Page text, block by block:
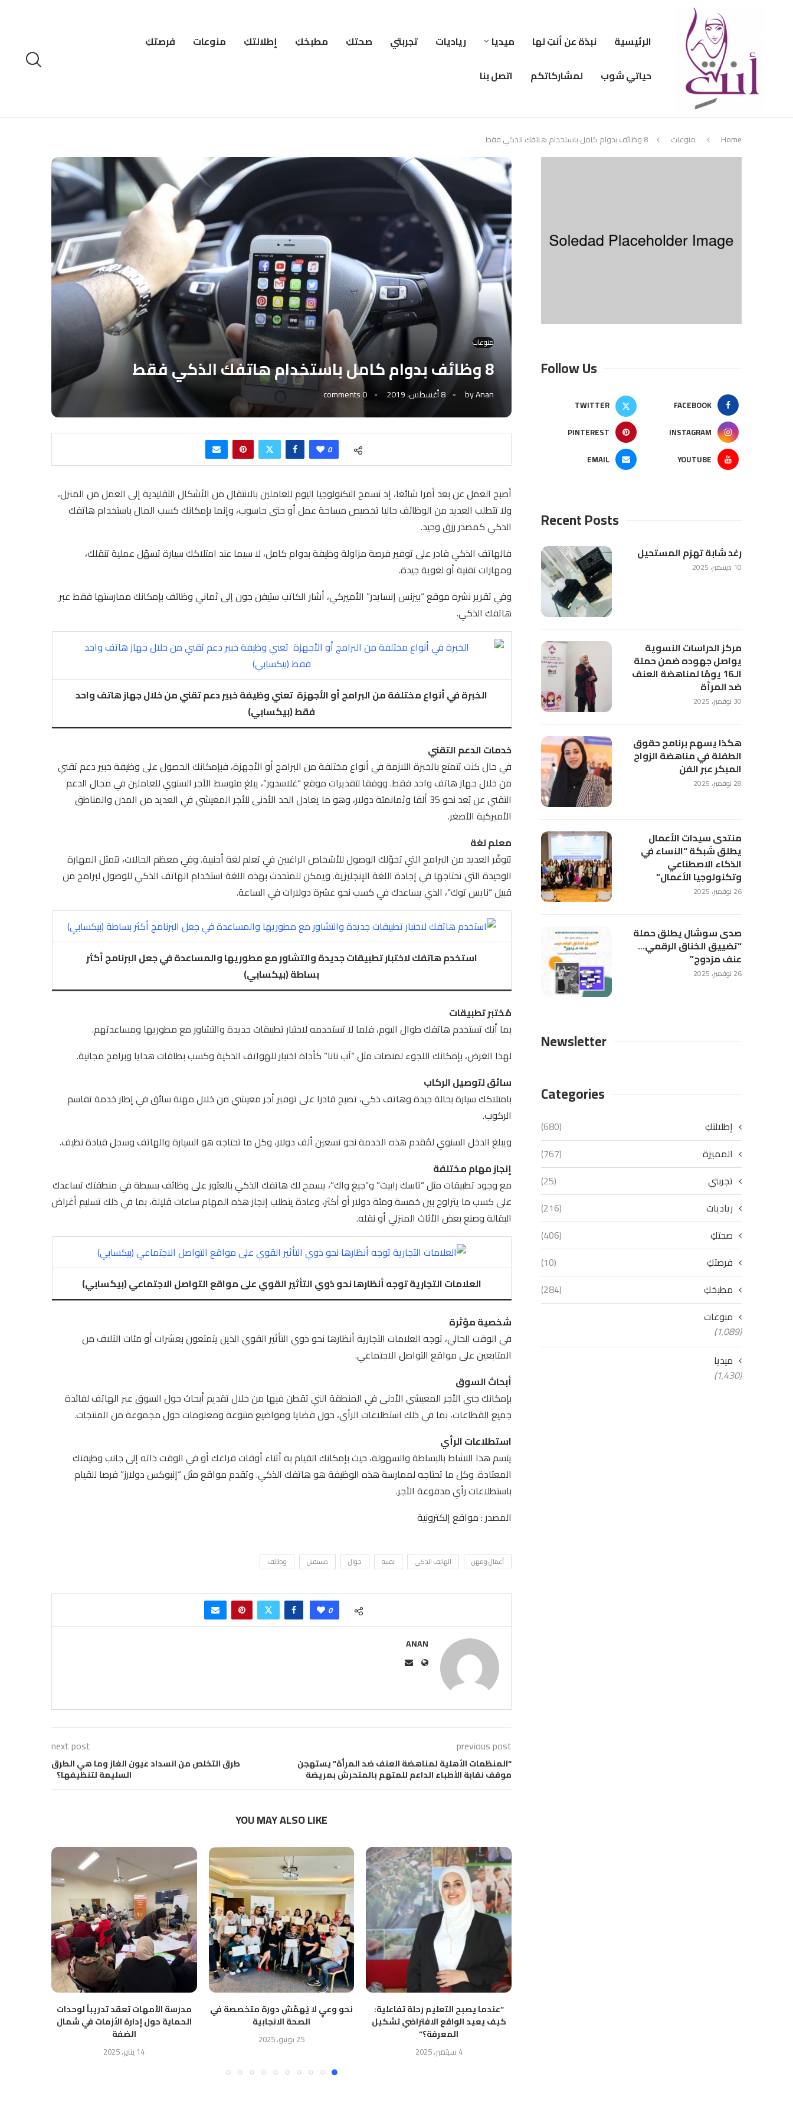
الرئيسية نبذة عن أنتِ لها ميديا رياديات تجربتي صحتكِ مطبخكِ إطلالتكِ منوعات
فرصتكِ
حياتي شوب
لمشاركاتكم اتصل بنا
Home منوعات 8 وظائف بدوام كامل باستخدام هاتفك الذكي فقط
منوعات
8 وظائف بدوام كامل باستخدام هاتفك الذكي فقط
byAnan 8 أغسطس، 2019 0 comments
0
أصبح العمل عن بعد أمرا شائعا، إذ تسمح التكنولوجيا اليوم للعاملين بالانتقال من الأشكال التقليدية إلى العمل من المنزل،
ولا تتطلب العديد من الوظائف حاليا تخصيص مساحة عمل أو حتى حاسوب، وإنما بإمكانك كسب المال باستخدام هاتفك
الذكي كمصدر رزق وحيد.
فالهاتف الذكي قادر على توفير فرصة مزاولة وظيفة بدوام كامل، لا سيما عند امتلاكك سيارة تسهّل عملية تنقلك،
ومهارات تقنية أو لغوية جيدة.
وفي تقرير نشره موقع “بيزنس إنسايدر” الأميركي، أشار الكاتب ستيفن جون إلى ثماني وظائف بإمكانك ممارستها فقط عبر
هاتفك الذكي.
الخبرة في أنواع مختلفة من البرامج أو الأجهزة تعني وظيفة خبير دعم تقني من خلال جهاز هاتف واحد
فقط (بيكسابي)
خدمات الدعم التقني
في حال كنت تتمتع بالخبرة اللازمة في أنواع مختلفة من البرامج أو الأجهزة، فبإمكانك الحصول على وظيفة خبير دعم تقني
من خلال جهاز هاتف واحد فقط. ووفقا لتقديرات موقع “غلاسدور”، يبلغ متوسط ​​الأجر السنوي للعاملين في مجال الدعم
التقني عن بُعد نحو 35 ألفا وثمانمئة دولار، وهو ما يعادل الحد الأدنى للأجر المعيشي في العديد من المدن والمناطق
الأميركية الأصغر.
معلم لغة
تتوفّر العديد من البرامج التي تخوّلك الوصول للأشخاص الراغبين في تعلم لغة أجنبية. وفي معظم الحالات، تتمثل المهارة
الوحيدة التي تحتاجها في إجادة اللغة الإنجليزية. ويمكن للمتحدث بهذه اللغة استخدام الهاتف الذكي للوصول لبرامج من
قبيل “نايس توك”، الذي يساعدك في كسب نحو عشرة دولارات في الساعة.
استخدم هاتفك لاختبار تطبيقات جديدة والتشاور مع مطوريها والمساعدة في جعل البرنامج أكثر
بساطة (بيكسابي)
مُختبر تطبيقات
بما أنك تستخدم هاتفك طوال اليوم، فلما لا تستخدمه لاختبار تطبيقات جديدة والتشاور مع مطوريها ومساعدتهم.
لهذا الغرض، بإمكانك اللجوء لمنصات مثل “آب نانا” كأداة اختبار للهواتف الذكية وكسب بطاقات هدايا وبرامج مجانية.
سائق لتوصيل الركاب
بامتلاكك سيارة بحالة جيدة وهاتف ذكي، تصبح قادرا على توفير أجر معيشي من خلال مهنة سائق في إطار خدمة تقاسم
الركوب.
ويبلغ الدخل السنوي لمُقدم هذه الخدمة نحو تسعين ألف دولار، وكل ما تحتاجه هو السيارة والهاتف وسجل قيادة نظيف.
إنجاز مهام مختلفة
مع وجود تطبيقات مثل “تاسك رابيت” و”جيغ واك”، يسمح لك هاتفك الذكي بالعثور على وظائف بسيطة في منطقتك تساعدك
على كسب ما يتراوح بين خمسة ومئة دولار أو أكثر، وعادة يتطلب إنجاز هذه المهام ساعات قليلة، بما في ذلك تسليم أغراض
البقالة وصنع بعض الأثاث المنزلي أو نقله.
العلامات التجارية توجه أنظارها نحو ذوي التأثير القوي على مواقع التواصل الاجتماعي (بيكسابي)
شخصية مؤثرة
في الوقت الحالي، توجه العلامات التجارية أنظارها نحو ذوي التأثير القوي الذين يتمتعون بعشرات أو مئات الآلاف من
المتابعين على مواقع التواصل الاجتماعي.
أبحاث السوق
بإمكانك جني الأجر المعيشي الأدنى في المنطقة التي تقطن فيها من خلال تقديم أبحاث حول السوق عبر الهاتف لفائدة
جميع القطاعات، بما في ذلك استطلاعات الرأي، حول قضايا ومواضيع متنوعة ومعلومات حول مجموعة من المنتجات.
استطلاعات الرأي
يتسم هذا النشاط بالبساطة والسهولة، حيث بإمكانك القيام به أثناء أوقات فراغك أو في الوقت ذاته إلى جانب وظيفتك
المعتادة. وكل ما تحتاجه لممارسة هذه الوظيفة هو هاتفك الذكي. وتقدم مواقع مثل “إنبوكس دولارز” فرصا للقيام
باستطلاعات رأي مدفوعة الأجر.
المصدر : مواقع إلكترونية
أعمال ومهن الهاتف الذكي تقنية جوال مستقبل وظائف
0
ANAN
previous post
“المنظمات الأهلية لمناهضة العنف ضد المرأة” يستهجن
موقف نقابة الأطباء الداعم للمتهم بالمتحرش بمريضة
next post
طرق التخلص من انسداد عيون الغاز وما هي الطرق
السليمة لتنظيفها؟
YOU MAY ALSO LIKE
“ﻋﻨﺪﻣﺎ ﻳﺼﺒﺢ اﻟﺘﻌﻠﻴﻢ رﺣﻠﺔ ﺗﻔﺎﻋﻠﻴﺔ:
ﻛﻴﻒ ﻳﻌﻴﺪ اﻟﻮاﻗﻊ اﻻﻓﺘﺮاﺿﻲ ﺗﺸﻜﻴﻞ
اﻟﻤﻌﺮﻓﺔ؟”
4 سبتمبر، 2025
نحو وعيٍ لا يُهمَّش دورة متخصصة في
الصحة الانجابية
25 يونيو، 2025
مدرسة الأمهات تعقد تدريباً لوحدات
الحماية حول إدارة الأزمات في شمال
الضفة
14 يناير، 2025
Follow Us
FACEBOOK
TWITTER
INSTAGRAM
PINTEREST
YOUTUBE
EMAIL
Recent Posts
رغد شابة تهزم المستحيل
10 ديسمبر، 2025
مركز الدراسات النسوية
يواصل جهوده ضمن حملة
الـ16 يومًا لمناهضة العنف
ضد المرأة
30 نوفمبر، 2025
هكذا يسهم برنامج حقوق
الطفلة في مناهضة الزواج
المبكر عبر الفن
28 نوفمبر، 2025
منتدى سيدات الأعمال
يطلق شبكة “النساء في
الذكاء الاصطناعي
وتكنولوجيا الأعمال”
26 نوفمبر، 2025
صدى سوشال يطلق حملة
“تضييق الخناق الرقمي…
عنف مزدوج”
26 نوفمبر، 2025
Newsletter
Categories
إطلالتكِ
(680)
المميزة
(767)
تجربتي
(25)
رياديات
(216)
صحتكِ
(406)
فرصتكِ
(10)
مطبخكِ
(284)
منوعات
(1٬089)
ميديا
(1٬430)